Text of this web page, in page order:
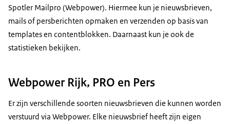
Spotler Mailpro (Webpower). Hiermee kun je nieuwsbrieven,
mails of persberichten opmaken en verzenden op basis van
templates en contentblokken. Daarnaast kun je ook de
statistieken bekijken.
Webpower Rijk, PRO en Pers
Er zijn verschillende soorten nieuwsbrieven die kunnen worden
verstuurd via Webpower. Elke nieuwsbrief heeft zijn eigen